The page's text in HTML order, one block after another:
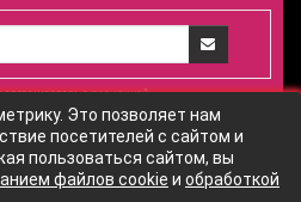
соглашаетесь сполитикой
на обработку персональных
данныхсайта
Это позволяет нам
посетителей с сайтом и
пользоваться сайтом, вы
файлов cookie и обработкой